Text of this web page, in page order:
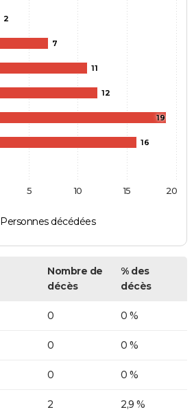
2
7
11
12
19
16
Personnes décédées
5 10 15 20
Nombre de
décès
% des
décès
0 0 %
0 0 %
0 0 %
2 2,9 %